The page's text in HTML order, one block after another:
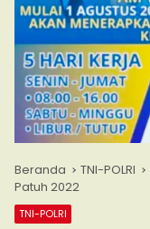
Beranda TNI-POLRI
Patuh 2022
TNI-POLRI